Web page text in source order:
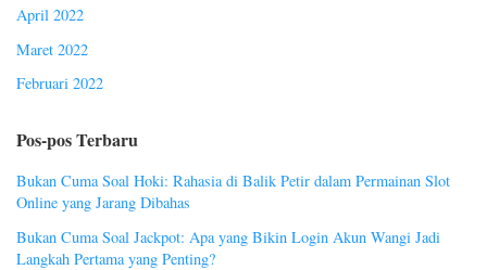
April 2022
Maret 2022
Februari 2022
Pos-pos Terbaru
Bukan Cuma Soal Hoki: Rahasia di Balik Petir dalam Permainan Slot
Online yang Jarang Dibahas
Bukan Cuma Soal Jackpot: Apa yang Bikin Login Akun Wangi Jadi
Langkah Pertama yang Penting?